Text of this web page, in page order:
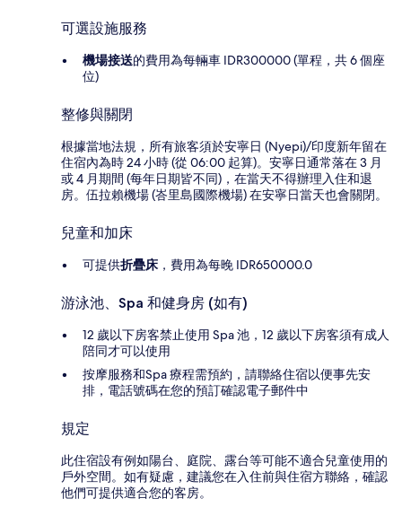
可選設施服務
機場接送的費用為每輛車 IDR300000 (單程，共 6 個座
位)
整修與關閉
根據當地法規，所有旅客須於安寧日 (Nyepi)/印度新年留在
住宿內為時 24 小時 (從 06:00 起算)。安寧日通常落在 3 月
或 4 月期間 (每年日期皆不同)，在當天不得辦理入住和退
房。伍拉賴機場 (峇里島國際機場) 在安寧日當天也會關閉。
兒童和加床
可提供折疊床 ，費用為每晚 IDR650000.0
游泳池、Spa 和健身房 (如有)
12 歲以下房客禁止使用 Spa 池，12 歲以下房客須有成人
陪同才可以使用
按摩服務和Spa 療程需預約，請聯絡住宿以便事先安
排，電話號碼在您的預訂確認電子郵件中
規定
此住宿設有例如陽台、庭院、露台等可能不適合兒童使用的
戶外空間。如有疑慮，建議您在入住前與住宿方聯絡，確認
他們可提供適合您的客房。